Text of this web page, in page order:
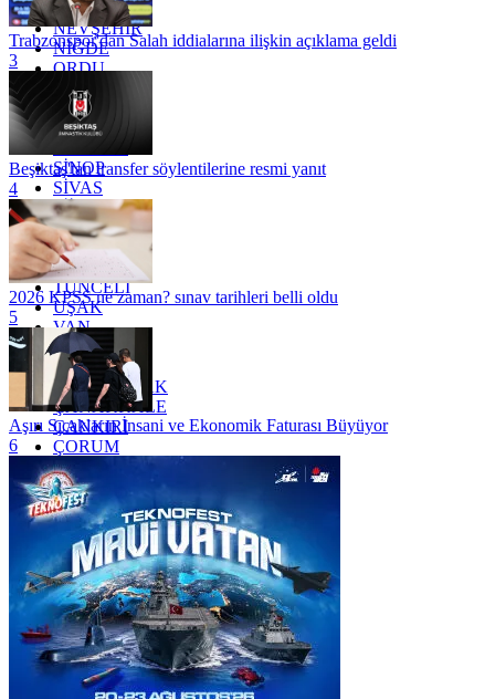
MUŞ
NEVŞEHİR
NİĞDE
ORDU
OSMANİYE
RİZE
SAKARYA
SİNOP
SİVAS
SİİRT
TEKİRDAĞ
TOKAT
TRABZON
TUNCELİ
UŞAK
VAN
YALOVA
YOZGAT
ZONGULDAK
ÇANAKKALE
ÇANKIRI
ÇORUM
İSTANBUL
İZMİR
ŞANLIURFA
ŞIRNAK
Trabzonspor'dan Salah iddialarına ilişkin açıklama geldi
3
Beşiktaş'tan transfer söylentilerine resmi yanıt
4
2026 KPSS ne zaman? sınav tarihleri belli oldu
5
Aşırı Sıcakların İnsani ve Ekonomik Faturası Büyüyor
6